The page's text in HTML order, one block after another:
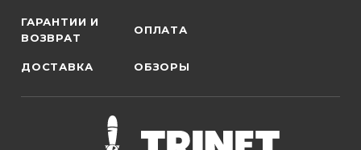
ГАРАНТИИ И
ВОЗВРАТ
ОПЛАТА
ДОСТАВКА ОБЗОРЫ